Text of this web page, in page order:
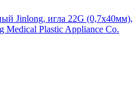
Jinlong, игла 22G (0,7х40мм),
Medical Plastic Appliance Co.